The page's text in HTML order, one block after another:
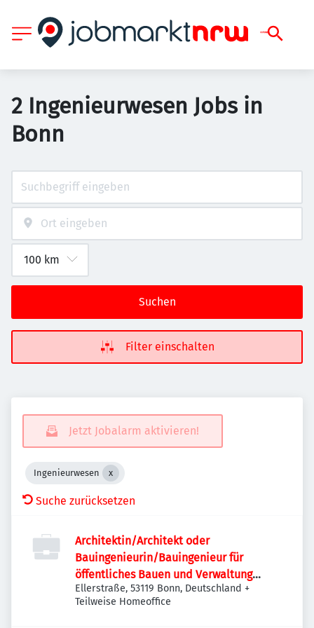
2 Ingenieurwesen Jobs in
Bonn
Suchen
Filter einschalten
Jetzt Jobalarm aktivieren!
Ingenieurwesen
Suche zurücksetzen
Architektin/Architekt oder
Bauingenieurin/Bauingenieur für
öffentliches Bauen und Verwaltung
(w/m/d)
Ellerstraße, 53119 Bonn, Deutschland +
Teilweise Homeoffice